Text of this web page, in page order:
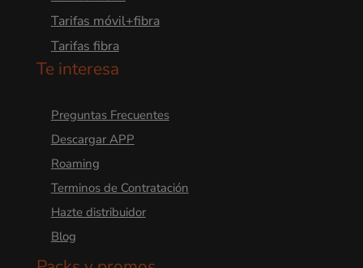
Tarifas móvil+fibra
Tarifas fibra
Te interesa
Preguntas Frecuentes
Descargar APP
Roaming
Terminos de Contratación
Hazte distribuidor
Blog